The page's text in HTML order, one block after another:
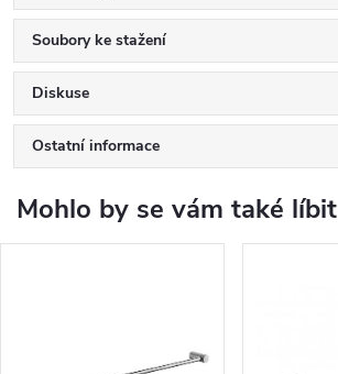
Soubory ke stažení
Diskuse
Ostatní informace
Mohlo by se vám také líbit